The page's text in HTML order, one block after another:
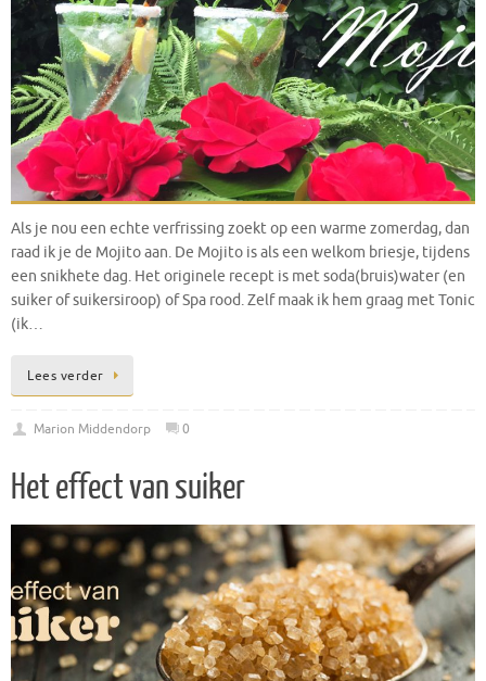
Als je nou een echte verfrissing zoekt op een warme zomerdag, dan
raad ik je de Mojito aan. De Mojito is als een welkom briesje, tijdens
een snikhete dag. Het originele recept is met soda(bruis)water (en
suiker of suikersiroop) of Spa rood. Zelf maak ik hem graag met Tonic
(ik…
Lees verder
Marion Middendorp 0
Het effect van suiker